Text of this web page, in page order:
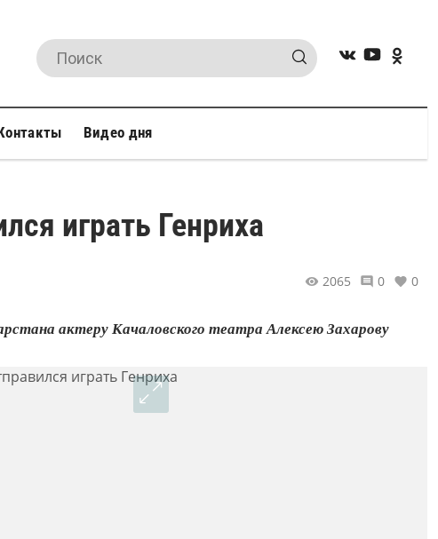
Видео дня
играть Генриха
2065 0 0
актеру Качаловского театра Алексею Захарову